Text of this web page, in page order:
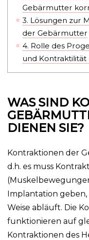
Gebärmutter
3. Lösungen zur
der Gebärmutter
4. Rolle des
und
WAS SIND
DIENEN SIE?
Kontraktionen der
d.h. es muss
Implantation
Weise abläuft. Die
funktionieren auf
Kontraktionen des